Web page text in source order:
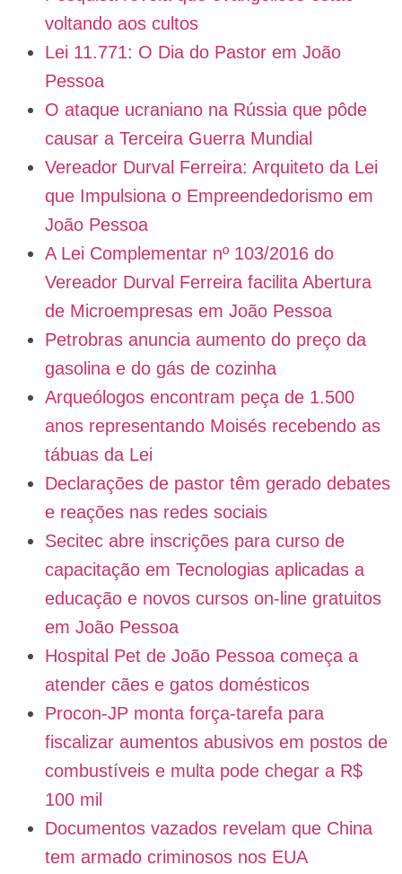
voltando aos cultos
Lei 11.771: O Dia do Pastor em João
Pessoa
O ataque ucraniano na Rússia que pôde
causar a Terceira Guerra Mundial
Vereador Durval Ferreira: Arquiteto da Lei
que Impulsiona o Empreendedorismo em
João Pessoa
A Lei Complementar nº 103/2016 do
Vereador Durval Ferreira facilita Abertura
de Microempresas em João Pessoa
Petrobras anuncia aumento do preço da
gasolina e do gás de cozinha
Arqueólogos encontram peça de 1.500
anos representando Moisés recebendo as
tábuas da Lei
Declarações de pastor têm gerado debates
e reações nas redes sociais
Secitec abre inscrições para curso de
capacitação em Tecnologias aplicadas a
educação e novos cursos on-line gratuitos
em João Pessoa
Hospital Pet de João Pessoa começa a
atender cães e gatos domésticos
Procon-JP monta força-tarefa para
fiscalizar aumentos abusivos em postos de
combustíveis e multa pode chegar a R$
100 mil
Documentos vazados revelam que China
tem armado criminosos nos EUA